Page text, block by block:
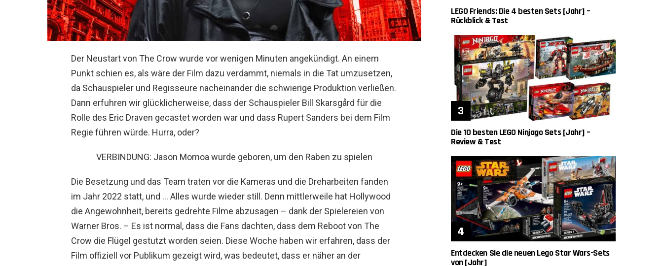
Der Neustart von The Crow wurde vor wenigen Minuten angekündigt. An einem
Punkt schien es, als wäre der Film dazu verdammt, niemals in die Tat umzusetzen,
da Schauspieler und Regisseure nacheinander die schwierige Produktion verließen.
Dann erfuhren wir glücklicherweise, dass der Schauspieler Bill Skarsgård für die
Rolle des Eric Draven gecastet worden war und dass Rupert Sanders bei dem Film
Regie führen würde. Hurra, oder?
VERBINDUNG: Jason Momoa wurde geboren, um den Raben zu spielen
Die Besetzung und das Team traten vor die Kameras und die Dreharbeiten fanden
im Jahr 2022 statt, und … Alles wurde wieder still. Denn mittlerweile hat Hollywood
die Angewohnheit, bereits gedrehte Filme abzusagen – dank der Spielereien von
Warner Bros. – Es ist normal, dass die Fans dachten, dass dem Reboot von The
Crow die Flügel gestutzt worden seien. Diese Woche haben wir erfahren, dass der
Film offiziell vor Publikum gezeigt wird, was bedeutet, dass er näher an der
LEGO Friends: Die 4 besten Sets [Jahr] –
Rückblick & Test
Die 10 besten LEGO Ninjago Sets [Jahr] –
Review & Test
Entdecken Sie die neuen Lego Star Wars-Sets
von [Jahr]